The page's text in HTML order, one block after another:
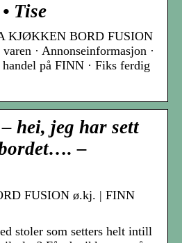
Tise
KJØKKEN BORD FUSION
· Annonseinformasjon ·
på FINN · Fiks ferdig
hei, jeg har sett
–
FUSION ø.kj. | FINN
stoler som setters helt intill